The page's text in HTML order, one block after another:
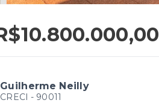
Guilherme Neilly
CRECI - 90011